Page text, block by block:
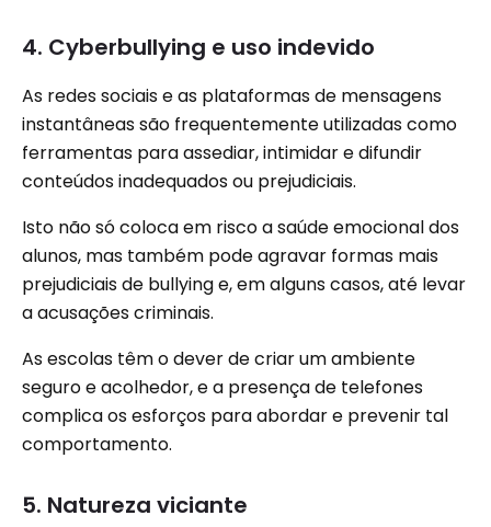
4. Cyberbullying e uso indevido
As redes sociais e as plataformas de mensagens
instantâneas são frequentemente utilizadas como
ferramentas para assediar, intimidar e difundir
conteúdos inadequados ou prejudiciais.
Isto não só coloca em risco a saúde emocional dos
alunos, mas também pode agravar formas mais
prejudiciais de bullying e, em alguns casos, até levar
a acusações criminais.
As escolas têm o dever de criar um ambiente
seguro e acolhedor, e a presença de telefones
complica os esforços para abordar e prevenir tal
comportamento.
5. Natureza viciante